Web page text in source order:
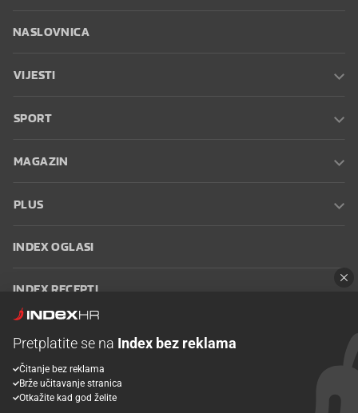
NASLOVNICA
VIJESTI
SPORT
MAGAZIN
PLUS
INDEX OGLASI
INDEX RECEPTI
Oglašavanje Zaposli se na Indexu
korištenja
Postavke kolačića
Pretplatite se na Index bez reklama
Čitanje bez reklama
Brže učitavanje stranica
Otkažite kad god želite